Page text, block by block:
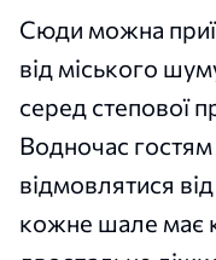
Сюди можна
від міського
серед степової
Водночас
відмовлятися
кожне шале має